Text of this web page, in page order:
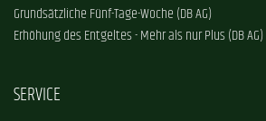
Grundsätzliche Fünf-Tage-Woche (DB AG)
Erhöhung des Entgeltes - Mehr als nur Plus (DB AG)
SERVICE